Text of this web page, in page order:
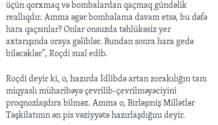
üçün qorxmaq və bombalardan qaçmaq gündəlik
reallıqdır. Amma əgər bombalama davam etsə, bu dəfə
hara qaçsınlar? Onlar onsuzda təhlükəsiz yer
axtarışında oraya gəliblər. Bundan sonra hara gedə
biləcəklər”, Roçdi sual edib.
Roçdi deyir ki, o, hazırda İdlibdə artan zorakılığın tam
miqyaslı müharibəyə çevrilib-çevrilməyəciyini
proqnozlaşdıra bilməz. Amma o, Birləşmiş Millətlər
Təşkilatının ən pis vəziyyətə hazırlaşdığını deyir.